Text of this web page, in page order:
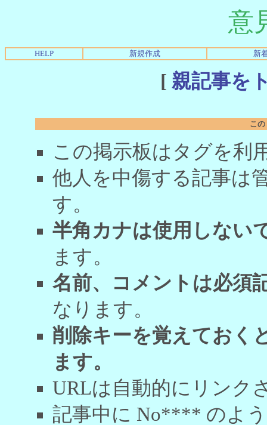
意
HELP 新規作成 新
[ 親記事を
こ
この掲示板はタグを利
他人を中傷する記事は
す。
半角カナは使用しない
ます。
名前、コメントは必須
なります。
削除キーを覚えておく
ます。
URLは自動的にリンク
記事中に No**** のよ